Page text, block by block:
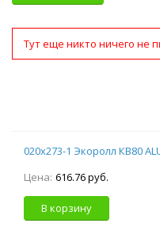
Тут еще никто ничего не
020х273-1 Экоролл КВ80
Цена: 616.76 руб.
В корзину